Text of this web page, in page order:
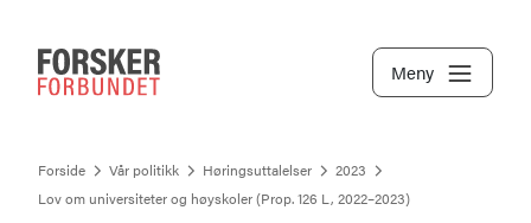
Meny
Forside Vår politikk Høringsuttalelser
2023
Lov om universiteter og høyskoler (Prop. 126 L, 2022–2023)